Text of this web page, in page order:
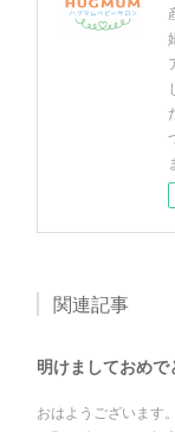
関連記事
明けましておめ
おはようございます